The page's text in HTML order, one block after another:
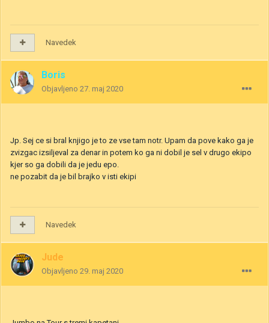
Navedek
Boris
Objavljeno 27. maj 2020
Jp. Sej ce si bral knjigo je to ze vse tam notr. Upam da pove kako ga je
zvizgac izsiljeval za denar in potem ko ga ni dobil je sel v drugo ekipo
kjer so ga dobili da je jedu epo.
ne pozabit da je bil brajko v isti ekipi
Navedek
Jude
Objavljeno 29. maj 2020